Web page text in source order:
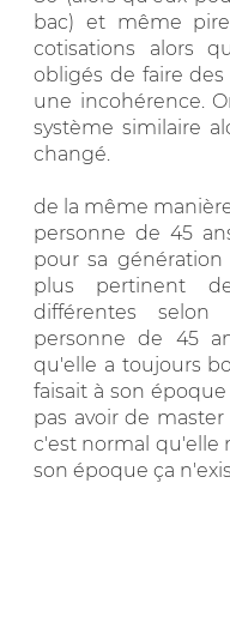
bac) et même
cotisations alors
obligés de faire
une incohérence.
système similaire
changé.
de la même
personne de 45
pour sa génération
plus pertinent
différentes
personne de 45
qu'elle a toujours
faisait à son
pas avoir de
c'est normal qu'elle
son époque ça